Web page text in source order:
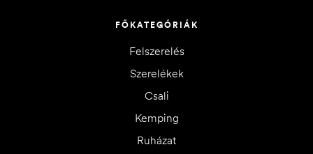
FŐKATEGÓRIÁK
Felszerelés
Szerelékek
Csali
Kemping
Ruházat